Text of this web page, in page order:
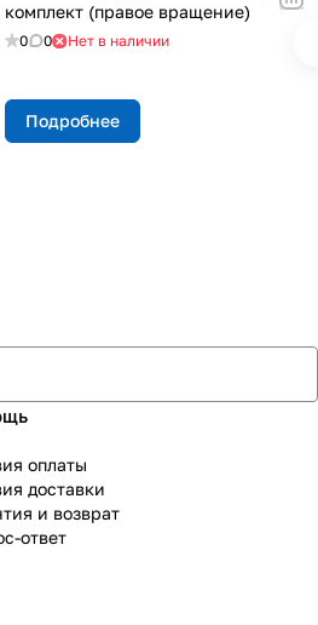
комплект (правое вращение)
0 0 Нет в наличии
Подробнее
оплаты
доставки
и возврат
ответ